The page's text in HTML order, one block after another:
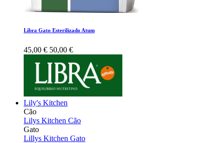
Libra Gato Esterilizado Atum
45,00 € 50,00 €
Lily's Kitchen
Cão
Lilys Kitchen Cão
Gato
Lillys Kitchen Gato